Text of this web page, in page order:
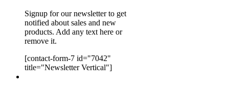
Signup for our newsletter to get
notified about sales and new
products. Add any text here or
remove it.
[contact-form-7 id="7042"
title="Newsletter Vertical"]